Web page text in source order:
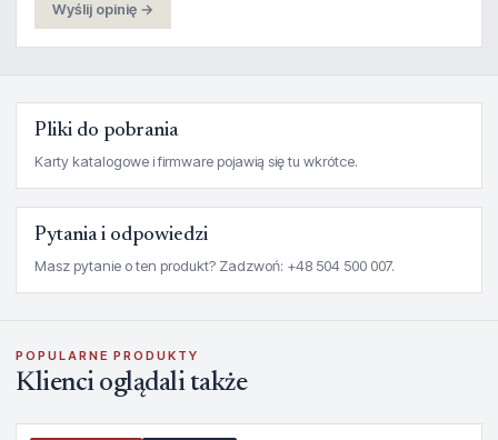
Wyślij opinię →
Pliki do pobrania
Karty katalogowe i firmware pojawią się tu wkrótce.
Pytania i odpowiedzi
Masz pytanie o ten produkt? Zadzwoń: +48 504 500 007.
POPULARNE PRODUKTY
Klienci oglądali także